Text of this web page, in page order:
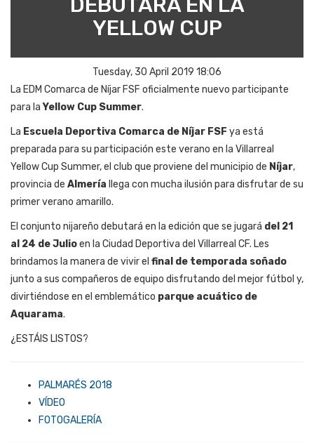
YELLOW CUP
Tuesday, 30 April 2019 18:06
La EDM Comarca de Níjar FSF oficialmente nuevo participante
para laYellow Cup Summer.
La Escuela Deportiva Comarca de Níjar FSF ya está
preparada para su participación este verano en la Villarreal
Yellow Cup Summer, el club que proviene del municipio de Níjar,
provincia de Almería llega con mucha ilusión para disfrutar de su
primer verano amarillo.
El conjunto nijareño debutará en la edición que se jugará del 21
al 24 de Julioen la Ciudad Deportiva del Villarreal CF. Les
brindamos la manera de vivir el final de temporada soñado
junto a sus compañeros de equipo disfrutando del mejor fútbol y,
divirtiéndose en el emblemático parque acuático de
Aquarama.
¿ESTÁIS LISTOS?
PALMARÉS 2018
VÍDEO
FOTOGALERÍA